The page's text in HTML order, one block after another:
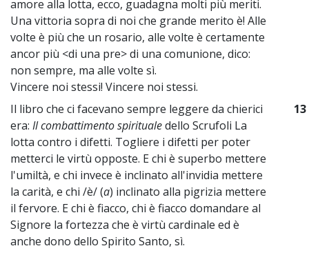
amore alla lotta, ecco, guadagna molti più meriti.
Una vittoria sopra di noi che grande merito è! Alle
volte è più che un rosario, alle volte è certamente
ancor più <di una pre> di una comunione, dico:
non sempre, ma alle volte sì.
Vincere noi stessi! Vincere noi stessi.
Il libro che ci facevano sempre leggere da chierici
era: Il combattimento spiritualedello Scrufoli La
lotta contro i difetti. Togliere i difetti per poter
metterci le virtù opposte. E chi è superbo mettere
l'umiltà, e chi invece è inclinato all'invidia mettere
la carità, e chi /è/ (a) inclinato alla pigrizia mettere
il fervore. E chi è fiacco, chi è fiacco domandare al
Signore la fortezza che è virtù cardinale ed è
anche dono dello Spirito Santo, sì.
13